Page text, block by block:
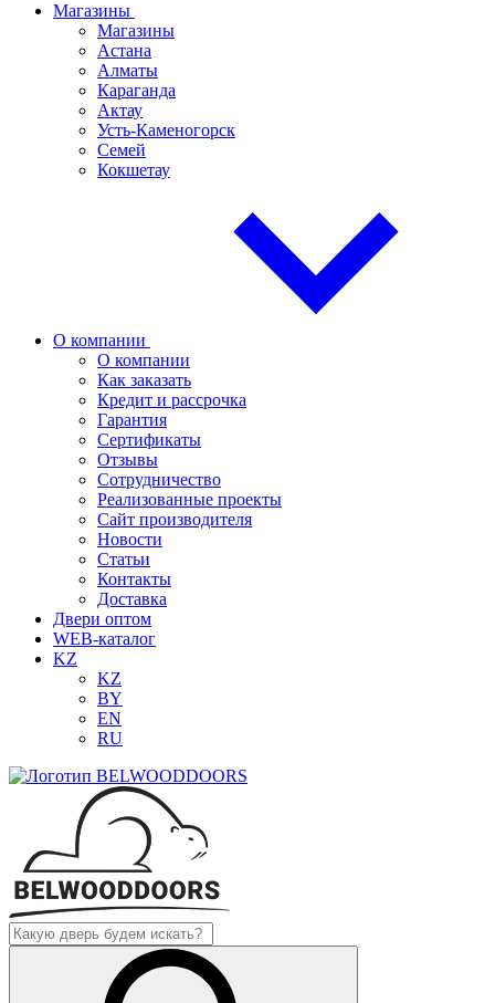
Магазины
Магазины
Астана
Алматы
Караганда
Актау
Усть-Каменогорск
Семей
Кокшетау
О компании
О компании
Как заказать
Кредит и рассрочка
Гарантия
Сертификаты
Отзывы
Сотрудничество
Реализованные проекты
Сайт производителя
Новости
Статьи
Контакты
Доставка
Двери оптом
WEB-каталог
KZ
KZ
BY
EN
RU